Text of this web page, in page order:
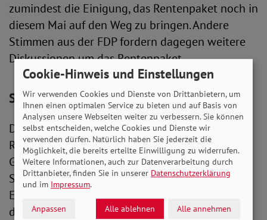
zumindest die Einigung, das Rentenpaket noch in
diesem Mai auf den Weg zu bringen. Andere
Stimmen aus der FDP fordern dagegen weitere
Diskussionen um das Rentenpaket.
SoVD: FDP torpediert Sozialpolitik
Der SoVD betrachtet das Gezerre um das
Rentenpaket II mit Sorge und Unverständnis.
Gegenüber der Funke-Mediengruppe sagte die
SoVD-Vorstandsvorsitzende Michaela
Engelmeier: „Es ist unglaublich und unseriös,
dass die FDP einmal mehr geplante
Cookie-Hinweis und Einstellungen
Wir verwenden Cookies und Dienste von Drittanbietern, um
Ihnen einen optimalen Service zu bieten und auf Basis von
Analysen unsere Webseiten weiter zu verbessern. Sie können
selbst entscheiden, welche Cookies und Dienste wir
verwenden dürfen. Natürlich haben Sie jederzeit die
Möglichkeit, die bereits erteilte Einwilligung zu widerrufen.
Weitere Informationen, auch zur Datenverarbeitung durch
Drittanbieter, finden Sie in unserer Datenschutzerklärung
und im Impressum.
Anpassen Alle ablehnen Alle annehmen